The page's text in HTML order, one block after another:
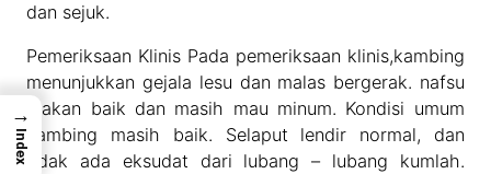
dan sejuk.
Pemeriksaan Klinis Pada pemeriksaan klinis,kambing
menunjukkan gejala lesu dan malas bergerak. nafsu
makan baik dan masih mau minum. Kondisi umum
kambing masih baik. Selaput lendir normal, dan
tidak ada eksudat dari lubang – lubang kumlah.
→
Index